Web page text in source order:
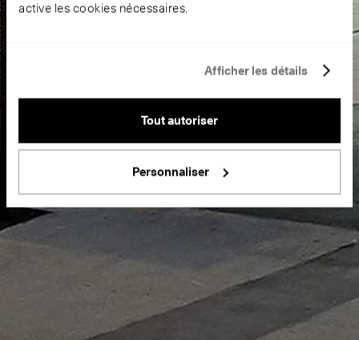
active les cookies nécessaires.
Afficher les détails
Tout autoriser
Personnaliser